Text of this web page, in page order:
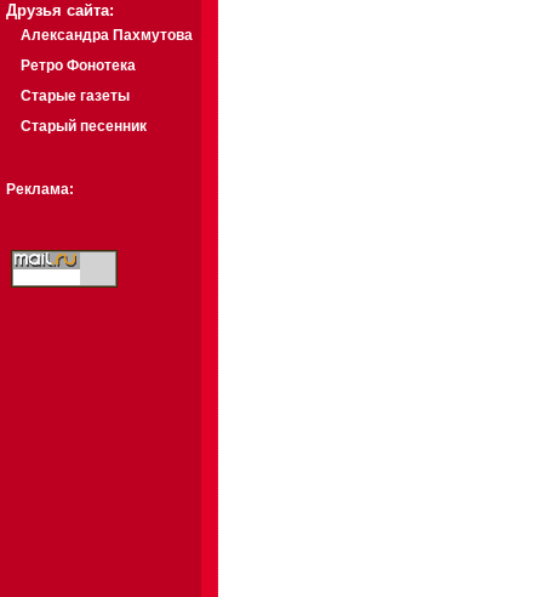
Друзья сайта:
Александра Пахмутова
Ретро Фонотека
Старые газеты
Старый песенник
Реклама: